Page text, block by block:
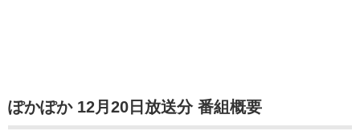
ぽかぽか 12月20日放送分 番組概要